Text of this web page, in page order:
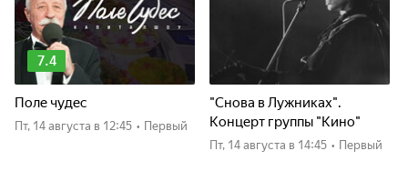
7.4
Поле чудес
пт, 14 августа в 12:45 • Первый
"Снова в Лужниках".
Концерт группы "Кино"
пт, 14 августа в 14:45 • Первый